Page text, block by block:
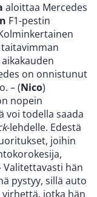
aloittaa Mercedes
F1-pestin
on onnistunut
– (Nico)
nopein
voi todella saada
-lehdelle. Edestä
joihin
Valitettavasti hän
pystyy, sillä auto
virhettä, jotka hän